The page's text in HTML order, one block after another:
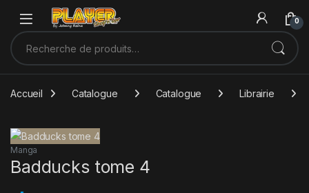
Sauter à la navigation
Skip to content
0
Recherche pour :
Accueil Catalogue Catalogue Librairie
Manga
Badducks tome 4